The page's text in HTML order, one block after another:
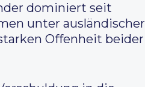
dominiert seit
unter ausländischer
Offenheit beider